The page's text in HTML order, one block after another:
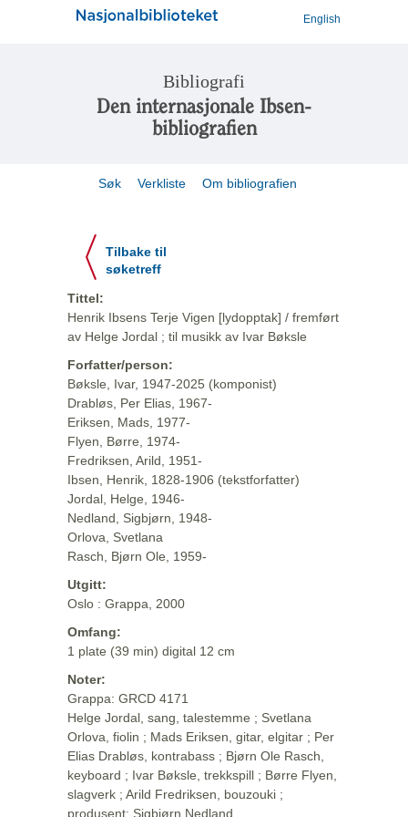
English
Bibliografi
Den internasjonale Ibsen-
bibliografien
Søk Verkliste Om bibliografien
Tilbake til
søketreff
Tittel:
Henrik Ibsens Terje Vigen [lydopptak] / fremført
av Helge Jordal ; til musikk av Ivar Bøksle
Forfatter/person:
Bøksle, Ivar, 1947-2025 (komponist)
Drabløs, Per Elias, 1967-
Eriksen, Mads, 1977-
Flyen, Børre, 1974-
Fredriksen, Arild, 1951-
Ibsen, Henrik, 1828-1906 (tekstforfatter)
Jordal, Helge, 1946-
Nedland, Sigbjørn, 1948-
Orlova, Svetlana
Rasch, Bjørn Ole, 1959-
Utgitt:
Oslo : Grappa, 2000
Omfang:
1 plate (39 min) digital 12 cm
Noter:
Grappa: GRCD 4171
Helge Jordal, sang, talestemme ; Svetlana
Orlova, fiolin ; Mads Eriksen, gitar, elgitar ; Per
Elias Drabløs, kontrabass ; Bjørn Ole Rasch,
keyboard ; Ivar Bøksle, trekkspill ; Børre Flyen,
slagverk ; Arild Fredriksen, bouzouki ;
produsent: Sigbjørn Nedland